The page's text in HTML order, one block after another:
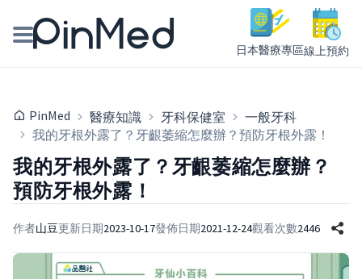
日本醫療專區線上預約
醫師專欄專訪
健康主題館
PinMed 醫療知識 牙科保健室
一般牙科
我的牙根外露了？牙齦萎縮怎麼辦？預防牙根外露！
我的牙根外露了？牙齦萎縮怎麼辦？
預防牙根外露！
作者山豆更新日期2023-10-17發佈日期2021-12-24觀看次數2446